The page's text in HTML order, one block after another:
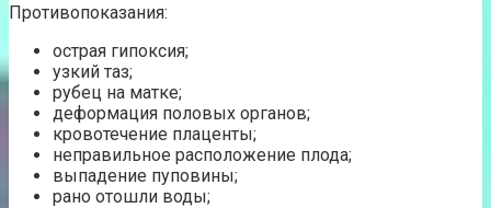
Противопоказания:
острая гипоксия;
узкий таз;
рубец на матке;
деформация половых органов;
кровотечение плаценты;
неправильное расположение плода;
выпадение пуповины;
рано отошли воды;